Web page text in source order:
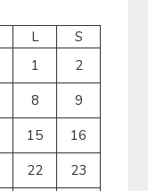
L
S
1
2
8
9
15
16
22
23